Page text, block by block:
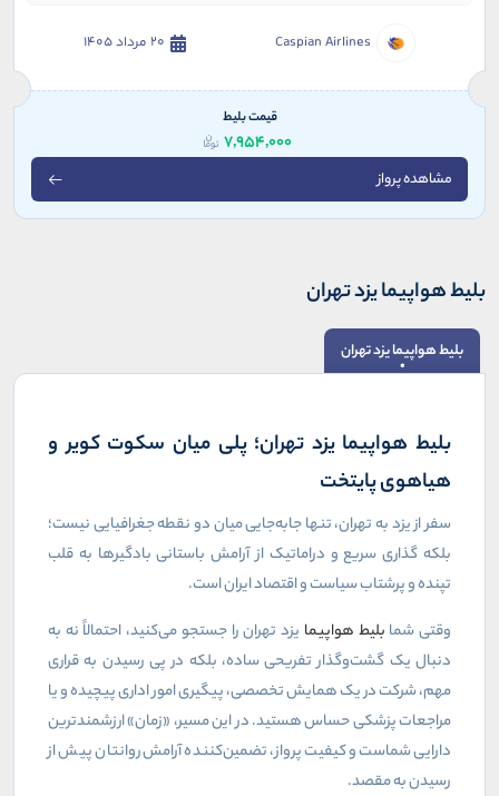
Caspian Airlines 20 مرداد 1405
قیمت بلیط
7,954,000
مشاهده پرواز
بلیط هواپیما یزد تهران
بلیط هواپیما یزد تهران
بلیط هواپیما یزد تهران؛ پلی میان سکوت کویر و
هیاهوی پایتخت
سفر از یزد به تهران، تنها جابه‌جایی میان دو نقطه جغرافیایی نیست؛
بلکه گذاری سریع و دراماتیک از آرامش باستانی بادگیرها به قلب
تپنده و پرشتاب سیاست و اقتصاد ایران است.
وقتی شما بلیط هواپیما یزد تهران را جستجو می‌کنید، احتمالاً نه به
دنبال یک گشت‌وگذار تفریحی ساده، بلکه در پی رسیدن به قراری
مهم، شرکت در یک همایش تخصصی، پیگیری امور اداری پیچیده و یا
مراجعات پزشکی حساس هستید. در این مسیر، «زمان» ارزشمندترین
دارایی شماست و کیفیت پرواز، تضمین‌کننده آرامش روانتان پیش از
رسیدن به مقصد.